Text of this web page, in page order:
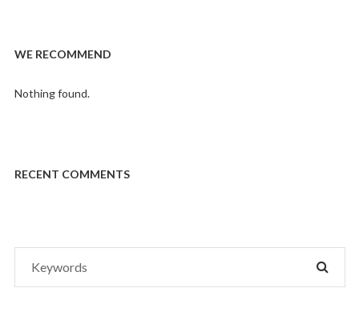
WE RECOMMEND
Nothing found.
RECENT COMMENTS